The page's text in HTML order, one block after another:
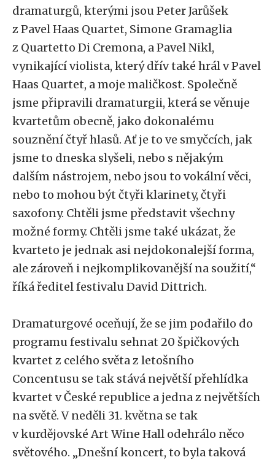
dramaturgů, kterými jsou Peter Jarůšek
z Pavel Haas Quartet, Simone Gramaglia
z Quartetto Di Cremona, a Pavel Nikl,
vynikající violista, který dřív také hrál v Pavel
Haas Quartet, a moje maličkost. Společně
jsme připravili dramaturgii, která se věnuje
kvartetům obecně, jako dokonalému
souznění čtyř hlasů. Ať je to ve smyčcích, jak
jsme to dneska slyšeli, nebo s nějakým
dalším nástrojem, nebo jsou to vokální věci,
nebo to mohou být čtyři klarinety, čtyři
saxofony. Chtěli jsme představit všechny
možné formy. Chtěli jsme také ukázat, že
kvarteto je jednak asi nejdokonalejší forma,
ale zároveň i nejkomplikovanější na soužití,“
říká ředitel festivalu David Dittrich.
Dramaturgové oceňují, že se jim podařilo do
programu festivalu sehnat 20 špičkových
kvartet z celého světa z letošního
Concentusu se tak stává největší přehlídka
kvartet v České republice a jedna z největších
na světě. V neděli 31. května se tak
v kurdějovské Art Wine Hall odehrálo něco
světového. „Dnešní koncert, to byla taková